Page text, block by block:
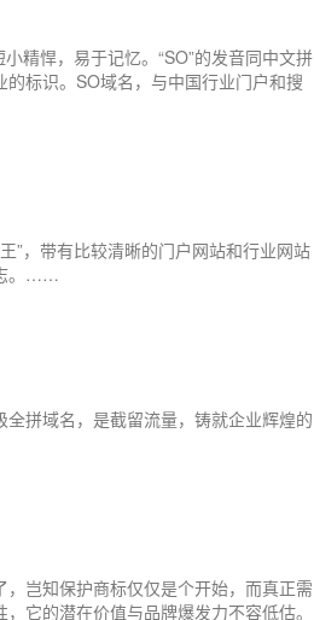
精悍，易于记忆。“SO”的发音同中文拼
的标识。SO域名，与中国行业门户和搜
”，带有比较清晰的门户网站和行业网站
。……
拼域名，是截留流量，铸就企业辉煌的
岂知保护商标仅仅是个开始，而真正需
它的潜在价值与品牌爆发力不容低估。